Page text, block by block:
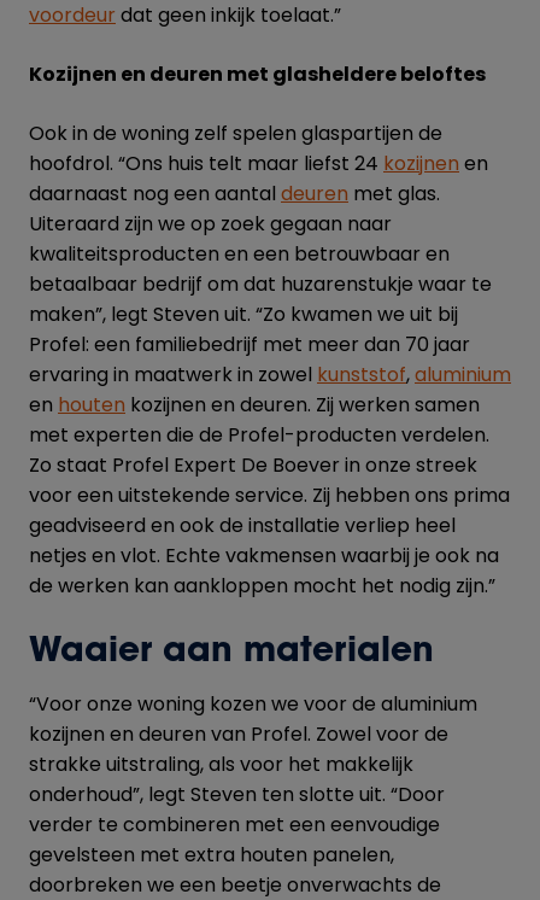
voordeur dat geen inkijk toelaat.”
Kozijnen en deuren met glasheldere beloftes
Ook in de woning zelf spelen glaspartijen de
hoofdrol. “Ons huis telt maar liefst 24 kozijnen en
daarnaast nog een aantal deuren met glas.
Uiteraard zijn we op zoek gegaan naar
kwaliteitsproducten en een betrouwbaar en
betaalbaar bedrijf om dat huzarenstukje waar te
maken”, legt Steven uit. “Zo kwamen we uit bij
Profel: een familiebedrijf met meer dan 70 jaar
ervaring in maatwerk in zowel kunststof,aluminium
en houten kozijnen en deuren. Zij werken samen
met experten die de Profel-producten verdelen.
Zo staat Profel Expert De Boever in onze streek
voor een uitstekende service. Zij hebben ons prima
geadviseerd en ook de installatie verliep heel
netjes en vlot. Echte vakmensen waarbij je ook na
de werken kan aankloppen mocht het nodig zijn.”
Waaier aan materialen
“Voor onze woning kozen we voor de aluminium
kozijnen en deuren van Profel. Zowel voor de
strakke uitstraling, als voor het makkelijk
onderhoud”, legt Steven ten slotte uit. “Door
verder te combineren met een eenvoudige
gevelsteen met extra houten panelen,
doorbreken we een beetje onverwachts de